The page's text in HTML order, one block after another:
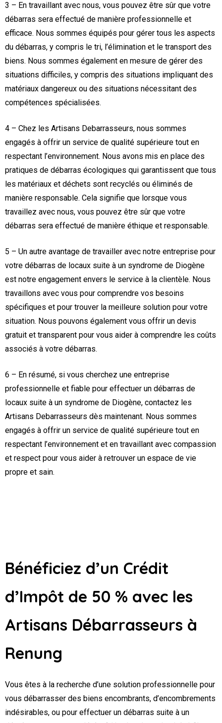
3 – En travaillant avec nous, vous pouvez être sûr que votre
débarras sera effectué de manière professionnelle et
efficace. Nous sommes équipés pour gérer tous les aspects
du débarras, y compris le tri, l’élimination et le transport des
biens. Nous sommes également en mesure de gérer des
situations difficiles, y compris des situations impliquant des
matériaux dangereux ou des situations nécessitant des
compétences spécialisées.
4 – Chez les Artisans Debarrasseurs, nous sommes
engagés à offrir un service de qualité supérieure tout en
respectant l’environnement. Nous avons mis en place des
pratiques de débarras écologiques qui garantissent que tous
les matériaux et déchets sont recyclés ou éliminés de
manière responsable. Cela signifie que lorsque vous
travaillez avec nous, vous pouvez être sûr que votre
débarras sera effectué de manière éthique et responsable.
5 – Un autre avantage de travailler avec notre entreprise pour
votre débarras de locaux suite à un syndrome de Diogène
est notre engagement envers le service à la clientèle. Nous
travaillons avec vous pour comprendre vos besoins
spécifiques et pour trouver la meilleure solution pour votre
situation. Nous pouvons également vous offrir un devis
gratuit et transparent pour vous aider à comprendre les coûts
associés à votre débarras.
6 – En résumé, si vous cherchez une entreprise
professionnelle et fiable pour effectuer un débarras de
locaux suite à un syndrome de Diogène, contactez les
Artisans Debarrasseurs dès maintenant. Nous sommes
engagés à offrir un service de qualité supérieure tout en
respectant l’environnement et en travaillant avec compassion
et respect pour vous aider à retrouver un espace de vie
propre et sain.
Bénéficiez d’un Crédit
d’Impôt de 50 % avec les
Artisans Débarrasseurs à
Renung
Vous êtes à la recherche d’une solution professionnelle pour
vous débarrasser des biens encombrants, d’encombrements
indésirables, ou pour effectuer un débarras suite à un